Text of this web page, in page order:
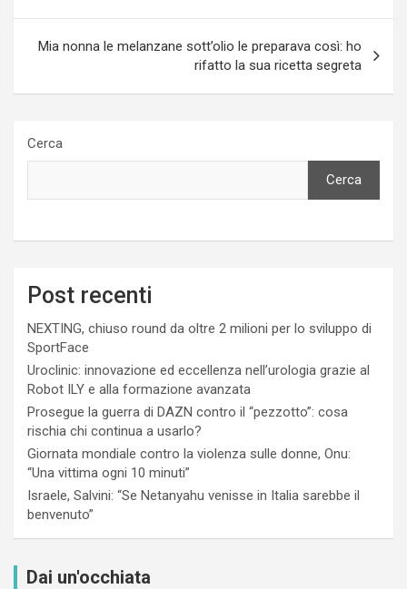
Mia nonna le melanzane sott’olio le preparava così: ho
rifatto la sua ricetta segreta
Cerca
Cerca
Post recenti
NEXTING, chiuso round da oltre 2 milioni per lo sviluppo di
SportFace
Uroclinic: innovazione ed eccellenza nell’urologia grazie al
Robot ILY e alla formazione avanzata
Prosegue la guerra di DAZN contro il “pezzotto”: cosa
rischia chi continua a usarlo?
Giornata mondiale contro la violenza sulle donne, Onu:
“Una vittima ogni 10 minuti”
Israele, Salvini: “Se Netanyahu venisse in Italia sarebbe il
benvenuto”
Dai un'occhiata